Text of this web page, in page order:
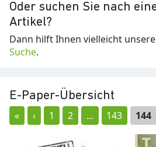
Oder suchen Sie nach
Artikel?
Dann hilft Ihnen vielleicht unsere
Suche.
E-Paper-Übersicht
« ‹ 1 2 ... 143 144